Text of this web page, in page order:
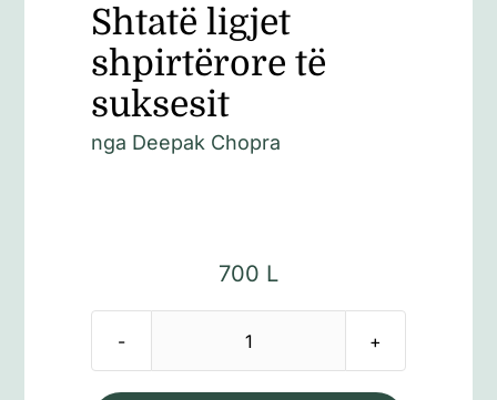
Shtatë ligjet
shpirtërore të
suksesit
nga Deepak Chopra
700 L
Sasi